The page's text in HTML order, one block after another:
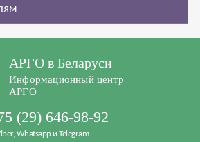
АРГО в Беларуси
Информационный центр
АРГО
(29) 646-98-92
Whatsapp и Telegram